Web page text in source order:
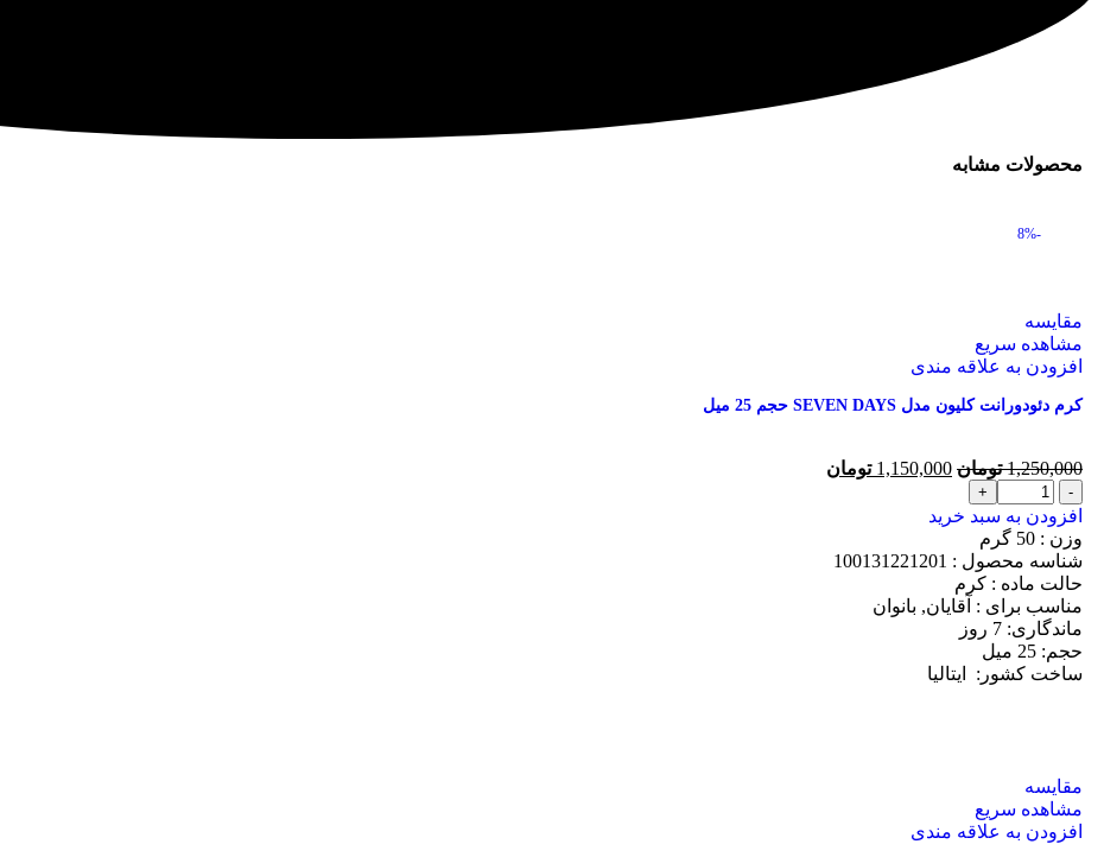
محصولات مشابه
-8%
مقایسه
مشاهده سریع
افزودن به علاقه مندی
کرم دئودورانت کلیون مدل SEVEN DAYS حجم 25 میل
1,250,000 تومان 1,150,000 تومان
افزودن به سبد خرید
وزن : 50
گرم
شناسه محصول : 100131221201
حالت ماده : کرم
مناسب برای : آقایان, بانوان
ماندگاری: 7
روز
حجم: 25
میل
ساخت کشور:
ایتالیا
مقایسه
مشاهده سریع
افزودن به علاقه مندی